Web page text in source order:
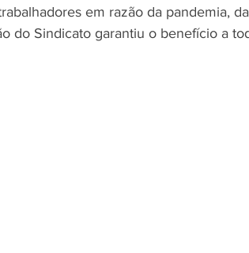
em razão da pandemia,
do Sindicato garantiu o benefício a